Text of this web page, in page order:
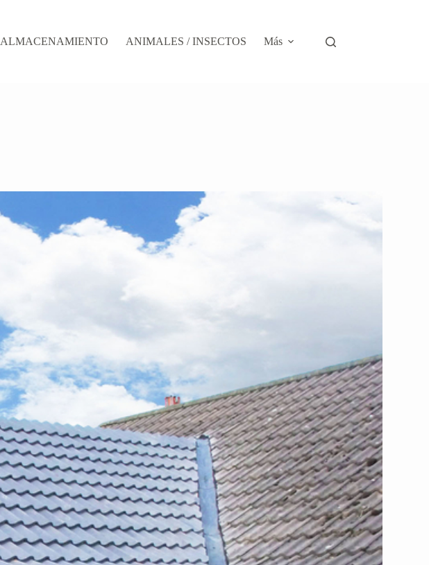
ALMACENAMIENTO ANIMALES / INSECTOS Más